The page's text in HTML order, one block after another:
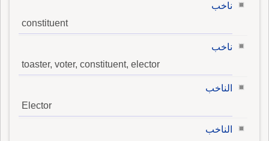
ناخب
constituent
ناخب
toaster, voter, constituent, elector
الناخب
Elector
الناخب